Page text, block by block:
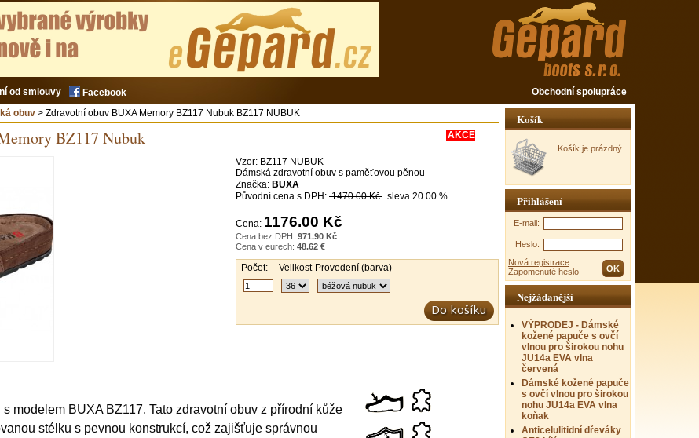
od smlouvy Facebook Obchodní spolupráce
Košík
Košík je prázdný
Přihlášení
E-mail:
Heslo:
Nová registrace
Zapomenuté heslo
Nejžádanější
VÝPRODEJ - Dámské
kožené papuče s ovčí
vlnou pro širokou nohu
JU14a EVA vlna
červená
Dámské kožené papuče
s ovčí vlnou pro širokou
nohu JU14a EVA vlna
koňak
Anticelulitidní dřeváky
obuv > Zdravotní obuv BUXA Memory BZ117 Nubuk BZ117 NUBUK
AKCE
BZ117 Nubuk
Vzor: BZ117 NUBUK
Dámská zdravotní obuv s paměťovou pěnou
Značka: BUXA
Původní cena s DPH: 1470.00 Kč sleva 20.00 %
Cena: 1176.00 Kč
Cena bez DPH: 971.90 Kč
Cena v eurech: 48.62 €
Počet: Velikost Provedení (barva)
modelem BUXA BZ117. Tato zdravotní obuv z přírodní kůže
stélku s pevnou konstrukcí, což zajišťuje správnou